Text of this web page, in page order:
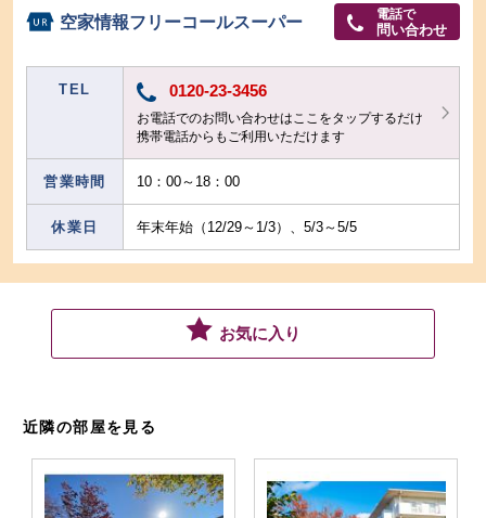
空家情報フリーコールスーパー 電話で
問い合わせ
TEL 0120-23-3456
お電話でのお問い合わせはここをタップするだけ
携帯電話からもご利用いただけます
営業時間 10：00～18：00
休業日 年末年始（12/29～1/3）、5/3～5/5
お気に入り
近隣の部屋を見る